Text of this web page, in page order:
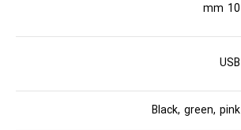
10 mm
USB
Black, green, pink